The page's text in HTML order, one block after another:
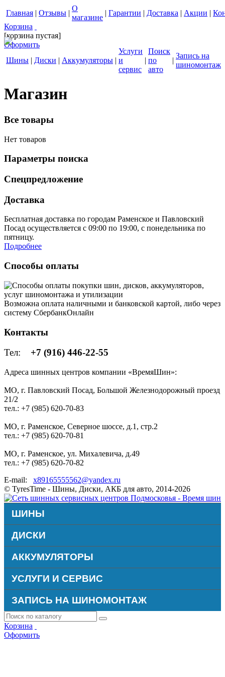
Главная | Отзывы |
О
магазине
| Гарантии | Доставка | Акции |
Корзина
[корзина пустая]
Оформить
Шины | Диски | Аккумуляторы |
Услуги
и
сервис
|
Поиск
по
авто
|
Запись на
шиномонтаж
Магазин
Все товары
Нет товаров
Параметры поиска
Спецпредложение
Доставка
Бесплатная доставка по городам Раменское и Павловский
Посад осуществляется с 09:00 по 19:00, с понедельника по
пятницу.
Подробнее
Способы оплаты
Возможна оплата наличными и банковской картой, либо через
систему СбербанкОнлайн
Контакты
Тел: +7 (916) 446-22-55
Адреса шинных центров компании «ВремяШин»:
МО, г. Павловский Посад, Большой Железнодорожный проезд
21/2
тел.: +7 (985) 620-70-83
МО, г. Раменское, Северное шоссе, д.1, стр.2
тел.: +7 (985) 620-70-81
МО, г. Раменское, ул. Михалевича, д.49
тел.: +7 (985) 620-70-82
E-mail: x89165555562@yandex.ru
© TyresTime - Шины, Диски, АКБ для авто, 2014-2026
ШИНЫ
ДИСКИ
АККУМУЛЯТОРЫ
УСЛУГИ И СЕРВИС
ЗАПИСЬ НА ШИНОМОНТАЖ
Корзина
Оформить